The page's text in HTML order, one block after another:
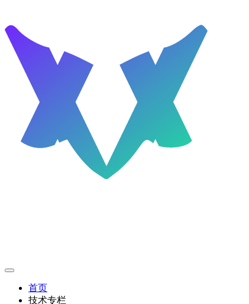
首页
技术专栏